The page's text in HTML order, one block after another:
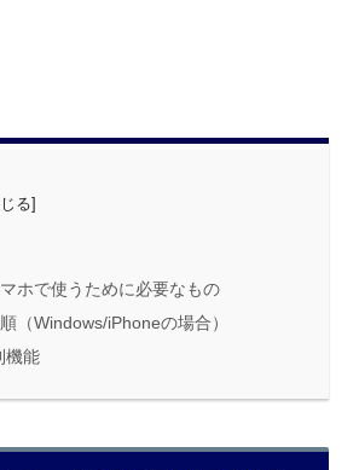
ホで使うために必要なもの
（Windows/iPhoneの場合）
機能